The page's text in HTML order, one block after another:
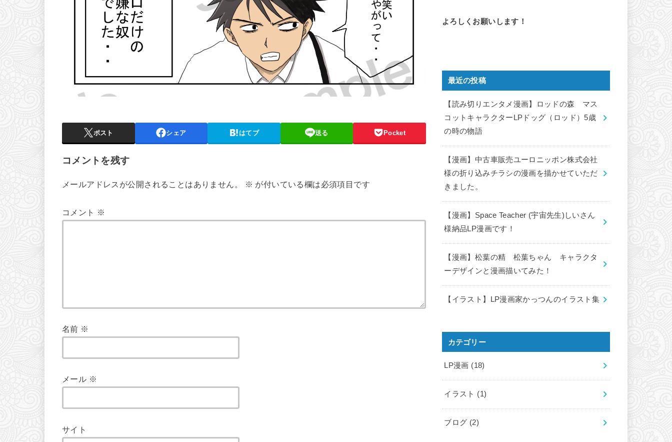
ポスト シェア はてブ 送る Pocket
コメントを残す
メールアドレスが公開されることはありません。 ※ が付いている欄は必須項目です
コメント ※
名前 ※
メール ※
サイト
よろしくお願いします！
最近の投稿
【読み切りエンタメ漫画】ロッドの森 マス
コットキャラクターLPドッグ（ロッド）5歳
の時の物語
【漫画】中古車販売ユーロニッポン株式会社
様の折り込みチラシの漫画を描かせていただ
きました。
【漫画】Space Teacher (宇宙先生)しいさん
様納品LP漫画です！
【漫画】松葉の精 松葉ちゃん キャラクタ
ーデザインと漫画描いてみた！
【イラスト】LP漫画家かっつんのイラスト集
カテゴリー
LP漫画 (18)
イラスト (1)
ブログ (2)